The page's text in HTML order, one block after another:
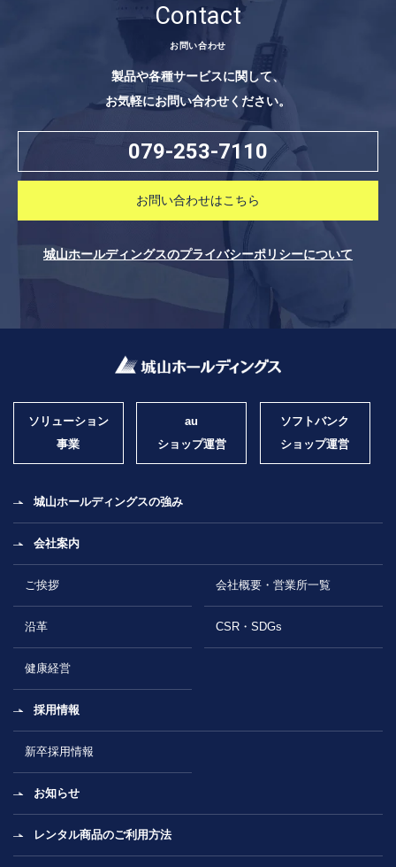
Contact
お問い合わせ
製品や各種サービスに関して、
お気軽にお問い合わせください。
079-253-7110
お問い合わせはこちら
城山ホールディングスのプライバシーポリシーについて
ソリューション
事業
au
ショップ運営
ソフトバンク
ショップ運営
城山ホールディングスの強み
会社案内
ご挨拶 会社概要・営業所一覧
沿革 CSR・SDGs
健康経営
採用情報
新卒採用情報
お知らせ
レンタル商品のご利用方法